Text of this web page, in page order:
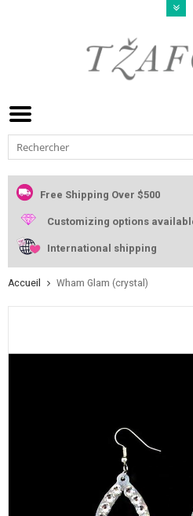
Free Shipping Over $500
Customizing options
International shipping
Accueil Wham Glam (crystal)